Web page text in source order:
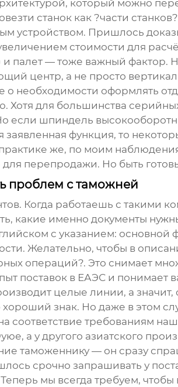
который можно
станок как ?части
устройством. Пришлось
стоимости для
палет — тоже важный фактор.
центр, а не просто
о необходимости оформлять
Хотя для большинства
если шпиндель
функция, то
же, по моим
для перепродажи. Но быть
проблем с таможней
Когда работаешь с такими
какие именно документы
с указанием:
Желательно, чтобы в
операций?. Это снимает
поставок в ЕАЭС и понимает
целые линии, а
знак. Но даже в этом
соответствие требованиям
а у другого азиатского
таможеннику — он сразу
срочно запрашивать у
мы всегда требуем,